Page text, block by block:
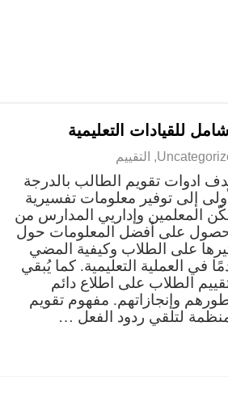
للقيادات التعليمية
, التقييم
ادوات تقويم الطالب بالدرجة
إلى توفير معلومات تفسيرية
المعلمين وإداريي المدارس من
على أفضل المعلومات حول
على الطلاب وكيفية المضي
في العملية التعليمية. كما يُبقي
الطلاب على اطلاع دائم
وإنجازاتهم. مفهوم تقويم
لتلقي ردود الفعل …